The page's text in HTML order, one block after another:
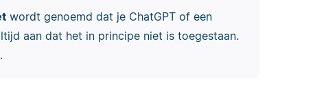
wordt genoemd dat je ChatGPT of een
aan dat het in principe niet is toegestaan.